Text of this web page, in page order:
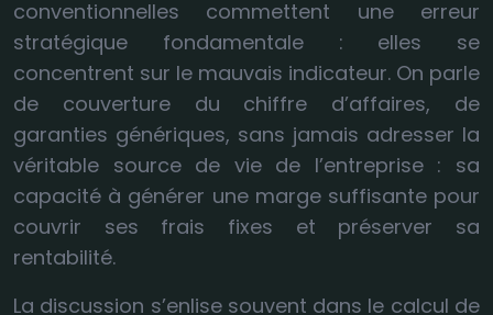
conventionnelles commettent une erreur
stratégique fondamentale : elles se
concentrent sur le mauvais indicateur. On parle
de couverture du chiffre d’affaires, de
garanties génériques, sans jamais adresser la
véritable source de vie de l’entreprise : sa
capacité à générer une marge suffisante pour
couvrir ses frais fixes et préserver sa
rentabilité.
La discussion s’enlise souvent dans le calcul de